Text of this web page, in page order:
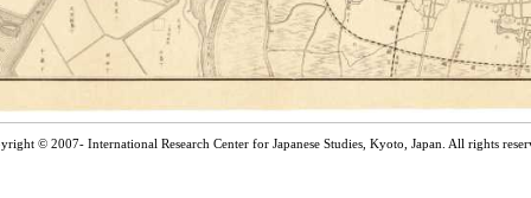
© 2007- International Research Center for Japanese Studies, Kyoto, Japan. All rights